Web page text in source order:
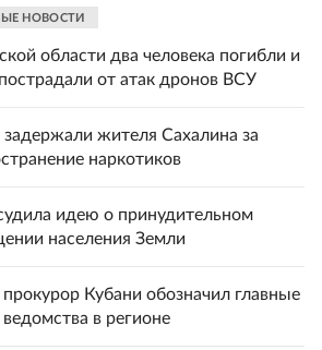
НОВОСТИ
области два человека погибли и
от атак дронов ВСУ
задержали жителя Сахалина за
наркотиков
идею о принудительном
населения Земли
Кубани обозначил главные
ведомства в регионе